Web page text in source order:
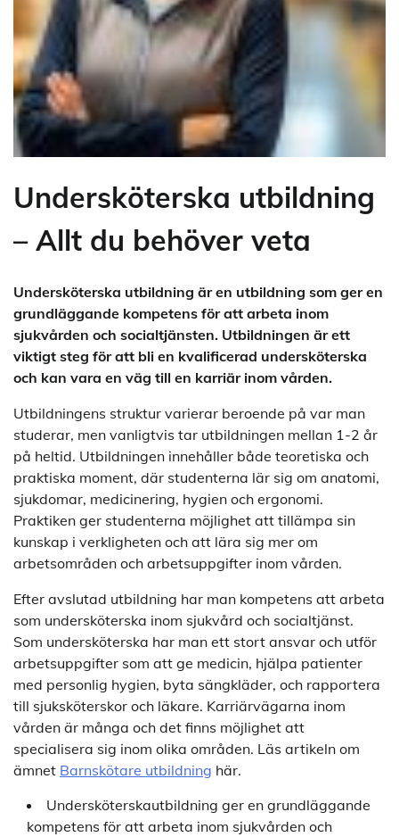
Undersköterska utbildning
– Allt du behöver veta
Undersköterska utbildning är en utbildning som ger en
grundläggande kompetens för att arbeta inom
sjukvården och socialtjänsten. Utbildningen är ett
viktigt steg för att bli en kvalificerad undersköterska
och kan vara en väg till en karriär inom vården.
Utbildningens struktur varierar beroende på var man
studerar, men vanligtvis tar utbildningen mellan 1-2 år
på heltid. Utbildningen innehåller både teoretiska och
praktiska moment, där studenterna lär sig om anatomi,
sjukdomar, medicinering, hygien och ergonomi.
Praktiken ger studenterna möjlighet att tillämpa sin
kunskap i verkligheten och att lära sig mer om
arbetsområden och arbetsuppgifter inom vården.
Efter avslutad utbildning har man kompetens att arbeta
som undersköterska inom sjukvård och socialtjänst.
Som undersköterska har man ett stort ansvar och utför
arbetsuppgifter som att ge medicin, hjälpa patienter
med personlig hygien, byta sängkläder, och rapportera
till sjuksköterskor och läkare. Karriärvägarna inom
vården är många och det finns möjlighet att
specialisera sig inom olika områden. Läs artikeln om
ämnet Barnskötare utbildning här.
Undersköterskautbildning ger en grundläggande
kompetens för att arbeta inom sjukvården och